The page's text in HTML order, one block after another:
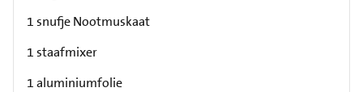
1 snufje Nootmuskaat
1 staafmixer
1 aluminiumfolie